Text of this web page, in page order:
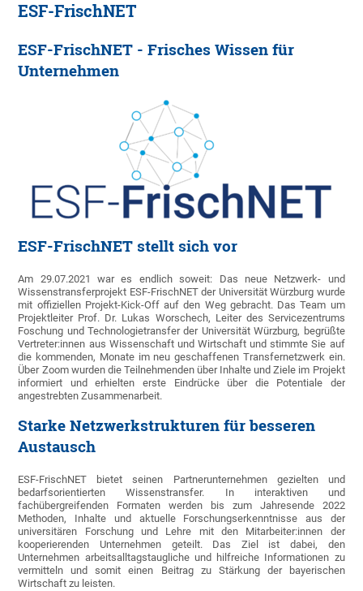
ESF-FrischNET
ESF-FrischNET - Frisches Wissen für
Unternehmen
ESF-FrischNET stellt sich vor
Am 29.07.2021 war es endlich soweit: Das neue Netzwerk- und
Wissenstransferprojekt ESF-FrischNET der Universität Würzburg wurde
mit offiziellen Projekt-Kick-Off auf den Weg gebracht. Das Team um
Projektleiter Prof. Dr. Lukas Worschech, Leiter des Servicezentrums
Foschung und Technologietransfer der Universität Würzburg, begrüßte
Vertreter:innen aus Wissenschaft und Wirtschaft und stimmte Sie auf
die kommenden, Monate im neu geschaffenen Transfernetzwerk ein.
Über Zoom wurden die Teilnehmenden über Inhalte und Ziele im Projekt
informiert und erhielten erste Eindrücke über die Potentiale der
angestrebten Zusammenarbeit.
Starke Netzwerkstrukturen für besseren
Austausch
ESF-FrischNET bietet seinen Partnerunternehmen gezielten und
bedarfsorientierten Wissenstransfer. In interaktiven und
fachübergreifenden Formaten werden bis zum Jahresende 2022
Methoden, Inhalte und aktuelle Forschungserkenntnisse aus der
universitären Forschung und Lehre mit den Mitarbeiter:innen der
kooperierenden Unternehmen geteilt. Das Ziel ist dabei, den
Unternehmen arbeitsalltagstaugliche und hilfreiche Informationen zu
vermitteln und somit einen Beitrag zu Stärkung der bayerischen
Wirtschaft zu leisten.